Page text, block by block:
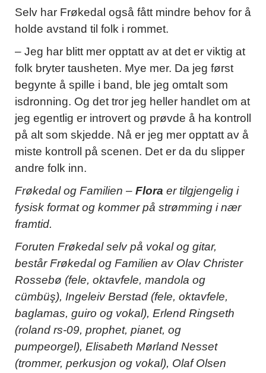
Selv har Frøkedal også fått mindre behov for å
holde avstand til folk i rommet.
– Jeg har blitt mer opptatt av at det er viktig at
folk bryter tausheten. Mye mer. Da jeg først
begynte å spille i band, ble jeg omtalt som
isdronning. Og det tror jeg heller handlet om at
jeg egentlig er introvert og prøvde å ha kontroll
på alt som skjedde. Nå er jeg mer opptatt av å
miste kontroll på scenen. Det er da du slipper
andre folk inn.
Frøkedal og Familien – Flora er tilgjengelig i
fysisk format og kommer på strømming i nær
framtid.
Foruten Frøkedal selv på vokal og gitar,
består Frøkedal og Familien av Olav Christer
Rossebø (fele, oktavfele, mandola og
cümbüş), Ingeleiv Berstad (fele, oktavfele,
baglamas, guiro og vokal), Erlend Ringseth
(roland rs-09, prophet, pianet, og
pumpeorgel), Elisabeth Mørland Nesset
(trommer, perkusjon og vokal), Olaf Olsen